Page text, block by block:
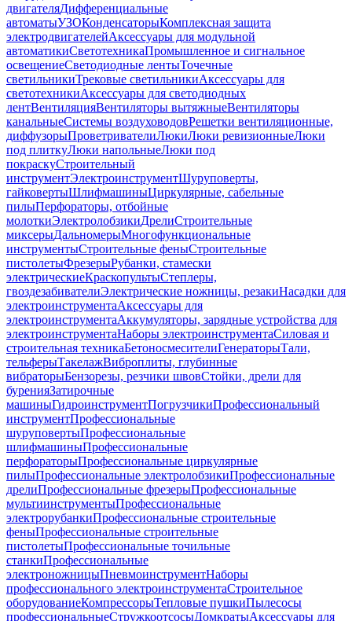
двигателяДифференциальные
автоматыУЗОКонденсаторыКомплексная защита
электродвигателейАксессуары для модульной
автоматикиСветотехникаПромышленное и сигнальное
освещениеСветодиодные лентыТочечные
светильникиТрековые светильникиАксессуары для
светотехникиАксессуары для светодиодных
лентВентиляцияВентиляторы вытяжныеВентиляторы
канальныеСистемы воздуховодовРешетки вентиляционные,
диффузорыПроветривателиЛюкиЛюки ревизионныеЛюки
под плиткуЛюки напольныеЛюки под
покраскуСтроительный
инструментЭлектроинструментШуруповерты,
гайковертыШлифмашиныЦиркулярные, сабельные
пилыПерфораторы, отбойные
молоткиЭлектролобзикиДрелиСтроительные
миксерыДальномерыМногофункциональные
инструментыСтроительные феныСтроительные
пистолетыФрезерыРубанки, стамески
электрическиеКраскопультыСтеплеры,
гвоздезабивателиЭлектрические ножницы, резакиНасадки для
электроинструментаАксессуары для
электроинструментаАккумуляторы, зарядные устройства для
электроинструментаНаборы электроинструментаСиловая и
строительная техникаБетоносмесителиГенераторыТали,
тельферыТакелажВиброплиты, глубинные
вибраторыБензорезы, резчики швовСтойки, дрели для
буренияЗатирочные
машиныГидроинструментПогрузчикиПрофессиональный
инструментПрофессиональные
шуруповертыПрофессиональные
шлифмашиныПрофессиональные
перфораторыПрофессиональные циркулярные
пилыПрофессиональные электролобзикиПрофессиональные
дрелиПрофессиональные фрезерыПрофессиональные
мультиинструментыПрофессиональные
электрорубанкиПрофессиональные строительные
феныПрофессиональные строительные
пистолетыПрофессиональные точильные
станкиПрофессиональные
электроножницыПневмоинструментНаборы
профессионального электроинструментаСтроительное
оборудованиеКомпрессорыТепловые пушкиПылесосы
профессиональныеСтружкоотсосыДомкратыАксессуары для